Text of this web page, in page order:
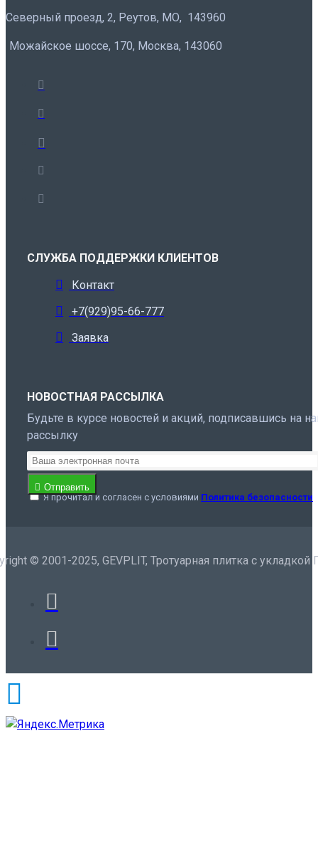
Северный проезд, 2, Реутов, МО, 143960
Можайское шоссе, 170, Москва, 143060
СЛУЖБА ПОДДЕРЖКИ КЛИЕНТОВ
Контакт
+7(929)95-66-777
Заявка
НОВОСТНАЯ РАССЫЛКА
Будьте в курсе новостей и акций, подписавшись на
рассылку
Отправить
Я прочитал и согласен с условиями Политика безопасности
© 2001-2025, GEVPLIT, Тротуарная плитка с